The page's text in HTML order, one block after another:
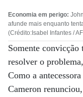
Economia em perigo:
afunde mais enquanto
(Crédito:Isabel Infantes /
Somente convicção
resolver o
Como a
Cameron